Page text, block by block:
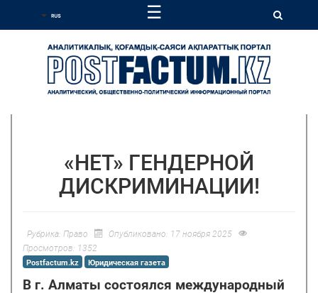
☰
«НЕТ» ГЕНДЕРНОЙ
ДИСКРИМИНАЦИИ!
Рубрика: Право
Опубликовано: 17 ноября 2025
Просмотров: 1352
Postfactum.kz Юридическая газета
В г. Алматы состоялся международный